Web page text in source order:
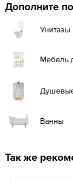
Дополните
Унитазы
Мебель
Ванны
Так же